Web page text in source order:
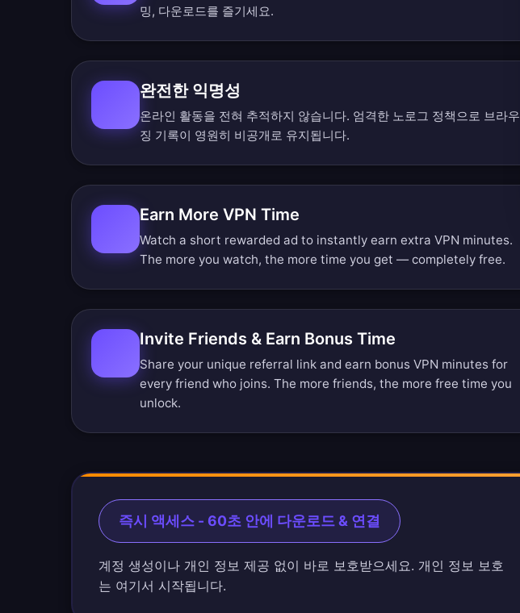
밍, 다운로드를 즐기세요.
완전한 익명성
온라인 활동을 전혀 추적하지 않습니다. 엄격한 노로그 정책으로 브라우
징 기록이 영원히 비공개로 유지됩니다.
Earn More VPN Time
Watch a short rewarded ad to instantly earn extra VPN minutes.
The more you watch, the more time you get — completely free.
Invite Friends & Earn Bonus Time
Share your unique referral link and earn bonus VPN minutes for
every friend who joins. The more friends, the more free time you
unlock.
즉시 액세스 - 60초 안에 다운로드 & 연결
계정 생성이나 개인 정보 제공 없이 바로 보호받으세요. 개인 정보 보호
는 여기서 시작됩니다.